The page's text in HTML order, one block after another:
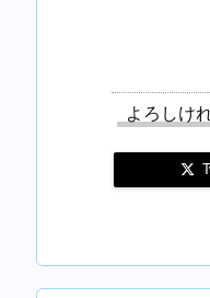
よろしけ